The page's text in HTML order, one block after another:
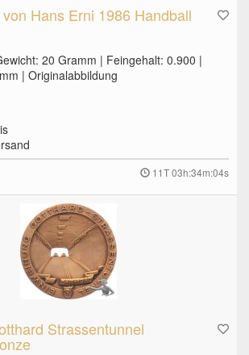
Hans Erni 1986 Handball
20 Gramm | Feingehalt: 0.900 |
| Originalabbildung
11T 03h:34m:03s
Strassentunnel